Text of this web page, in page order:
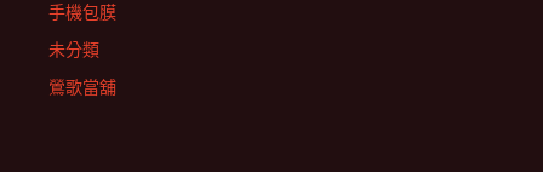
手機包膜
未分類
鶯歌當舖